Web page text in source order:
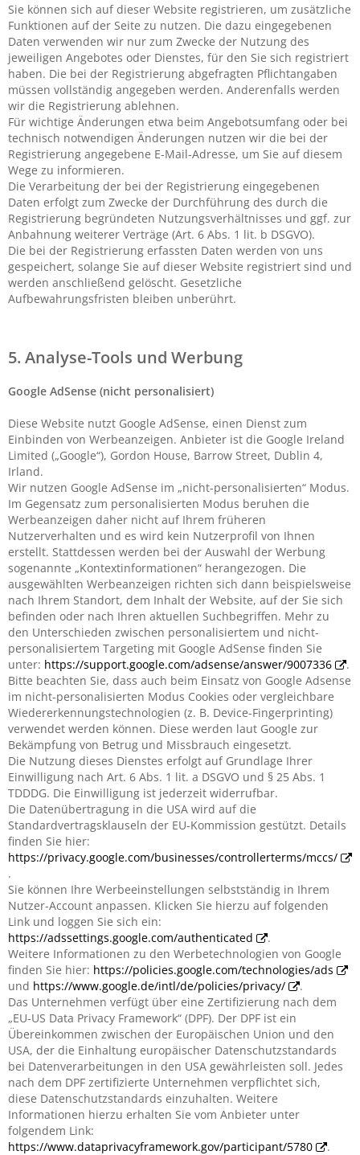
Sie können sich auf dieser Website registrieren, um zusätzliche
Funktionen auf der Seite zu nutzen. Die dazu eingegebenen
Daten verwenden wir nur zum Zwecke der Nutzung des
jeweiligen Angebotes oder Dienstes, für den Sie sich registriert
haben. Die bei der Registrierung abgefragten Pflichtangaben
müssen vollständig angegeben werden. Anderenfalls werden
wir die Registrierung ablehnen.
Für wichtige Änderungen etwa beim Angebotsumfang oder bei
technisch notwendigen Änderungen nutzen wir die bei der
Registrierung angegebene E-Mail-Adresse, um Sie auf diesem
Wege zu informieren.
Die Verarbeitung der bei der Registrierung eingegebenen
Daten erfolgt zum Zwecke der Durchführung des durch die
Registrierung begründeten Nutzungsverhältnisses und ggf. zur
Anbahnung weiterer Verträge (Art. 6 Abs. 1 lit. b DSGVO).
Die bei der Registrierung erfassten Daten werden von uns
gespeichert, solange Sie auf dieser Website registriert sind und
werden anschließend gelöscht. Gesetzliche
Aufbewahrungsfristen bleiben unberührt.
5. Analyse-Tools und Werbung
Google AdSense (nicht personalisiert)
Diese Website nutzt Google AdSense, einen Dienst zum
Einbinden von Werbeanzeigen. Anbieter ist die Google Ireland
Limited („Google“), Gordon House, Barrow Street, Dublin 4,
Irland.
Wir nutzen Google AdSense im „nicht-personalisierten“ Modus.
Im Gegensatz zum personalisierten Modus beruhen die
Werbeanzeigen daher nicht auf Ihrem früheren
Nutzerverhalten und es wird kein Nutzerprofil von Ihnen
erstellt. Stattdessen werden bei der Auswahl der Werbung
sogenannte „Kontextinformationen“ herangezogen. Die
ausgewählten Werbeanzeigen richten sich dann beispielsweise
nach Ihrem Standort, dem Inhalt der Website, auf der Sie sich
befinden oder nach Ihren aktuellen Suchbegriffen. Mehr zu
den Unterschieden zwischen personalisiertem und nicht-
personalisiertem Targeting mit Google AdSense finden Sie
unter: https://support.google.com/adsense/answer/9007336
.
Bitte beachten Sie, dass auch beim Einsatz von Google Adsense
im nicht-personalisierten Modus Cookies oder vergleichbare
Wiedererkennungstechnologien (z. B. Device-Fingerprinting)
verwendet werden können. Diese werden laut Google zur
Bekämpfung von Betrug und Missbrauch eingesetzt.
Die Nutzung dieses Dienstes erfolgt auf Grundlage Ihrer
Einwilligung nach Art. 6 Abs. 1 lit. a DSGVO und § 25 Abs. 1
TDDDG. Die Einwilligung ist jederzeit widerrufbar.
Die Datenübertragung in die USA wird auf die
Standardvertragsklauseln der EU-Kommission gestützt. Details
finden Sie hier:
https://privacy.google.com/businesses/controllerterms/mccs/
.
Sie können Ihre Werbeeinstellungen selbstständig in Ihrem
Nutzer-Account anpassen. Klicken Sie hierzu auf folgenden
Link und loggen Sie sich ein:
https://adssettings.google.com/authenticated
.
Weitere Informationen zu den Werbetechnologien von Google
finden Sie hier: https://policies.google.com/technologies/ads
und https://www.google.de/intl/de/policies/privacy/
.
Das Unternehmen verfügt über eine Zertifizierung nach dem
„EU-US Data Privacy Framework“ (DPF). Der DPF ist ein
Übereinkommen zwischen der Europäischen Union und den
USA, der die Einhaltung europäischer Datenschutzstandards
bei Datenverarbeitungen in den USA gewährleisten soll. Jedes
nach dem DPF zertifizierte Unternehmen verpflichtet sich,
diese Datenschutzstandards einzuhalten. Weitere
Informationen hierzu erhalten Sie vom Anbieter unter
folgendem Link:
https://www.dataprivacyframework.gov/participant/5780
.